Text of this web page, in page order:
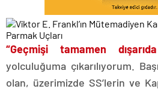
“Geçmişi tamamen
yolculuğuma çıkarılıyorum.
olan, üzerimizde SS’lerin ve